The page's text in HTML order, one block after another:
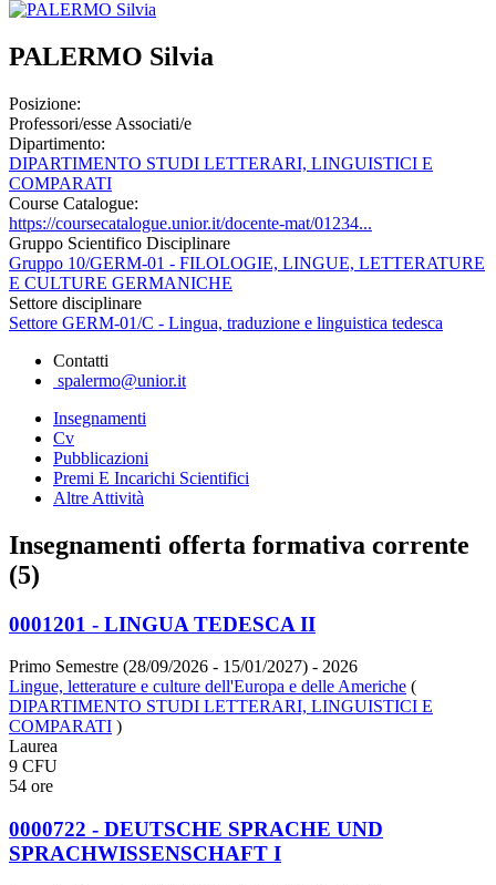
PALERMO Silvia
Posizione:
Professori/esse Associati/e
Dipartimento:
DIPARTIMENTO STUDI LETTERARI, LINGUISTICI E
COMPARATI
Course Catalogue:
https://coursecatalogue.unior.it/docente-mat/01234...
Gruppo Scientifico Disciplinare
Gruppo 10/GERM-01 - FILOLOGIE, LINGUE, LETTERATURE
E CULTURE GERMANICHE
Settore disciplinare
Settore GERM-01/C - Lingua, traduzione e linguistica tedesca
Contatti
spalermo@unior.it
Insegnamenti
Cv
Pubblicazioni
Premi E Incarichi Scientifici
Altre Attività
Insegnamenti offerta formativa corrente
(5)
0001201 - LINGUA TEDESCA II
Primo Semestre (28/09/2026 - 15/01/2027) - 2026
Lingue, letterature e culture dell'Europa e delle Americhe (
DIPARTIMENTO STUDI LETTERARI, LINGUISTICI E
COMPARATI )
Laurea
9 CFU
54 ore
0000722 - DEUTSCHE SPRACHE UND
SPRACHWISSENSCHAFT I